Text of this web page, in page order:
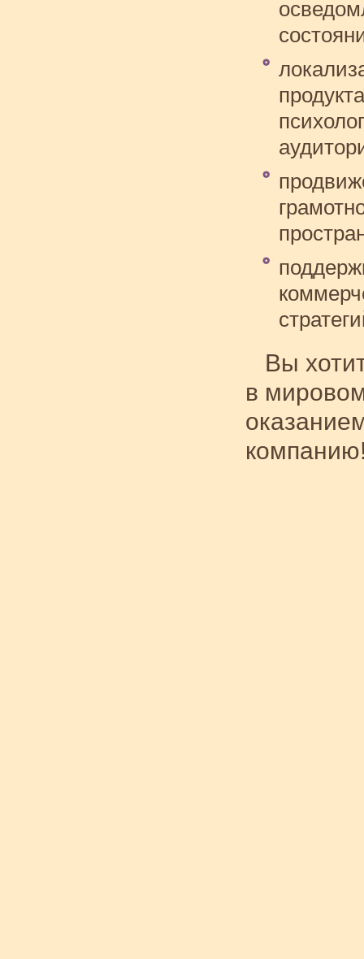
Вы
в